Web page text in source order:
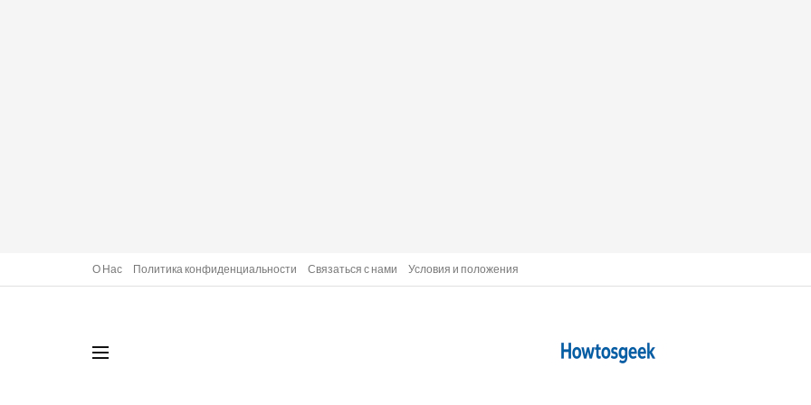
О Нас Политика конфиденциальности Связаться с нами Условия и положения